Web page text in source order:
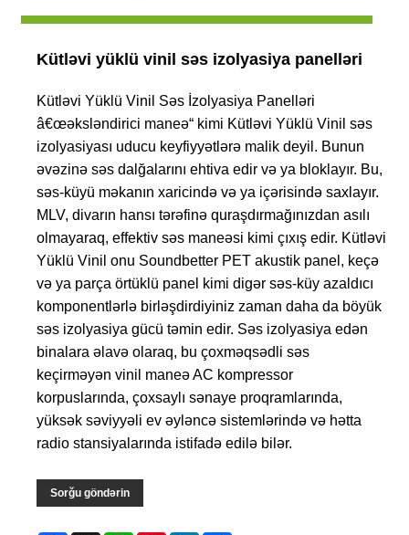
Kütləvi yüklü vinil səs izolyasiya panelləri
Kütləvi Yüklü Vinil Səs İzolyasiya Panelləri
â€œəksləndirici maneə“ kimi Kütləvi Yüklü Vinil səs
izolyasiyası uducu keyfiyyətlərə malik deyil. Bunun
əvəzinə səs dalğalarını ehtiva edir və ya bloklayır. Bu,
səs-küyü məkanın xaricində və ya içərisində saxlayır.
MLV, divarın hansı tərəfinə quraşdırmağınızdan asılı
olmayaraq, effektiv səs maneəsi kimi çıxış edir. Kütləvi
Yüklü Vinil onu Soundbetter PET akustik panel, keçə
və ya parça örtüklü panel kimi digər səs-küy azaldıcı
komponentlərlə birləşdirdiyiniz zaman daha da böyük
səs izolyasiya gücü təmin edir. Səs izolyasiya edən
binalara əlavə olaraq, bu çoxməqsədli səs
keçirməyən vinil maneə AC kompressor
korpuslarında, çoxsaylı sənaye proqramlarında,
yüksək səviyyəli ev əyləncə sistemlərində və hətta
radio stansiyalarında istifadə edilə bilər.
Sorğu göndərin